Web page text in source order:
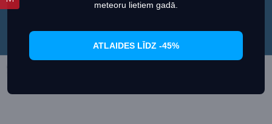
meteoru lietiem gadā.
ATLAIDES LĪDZ -45%